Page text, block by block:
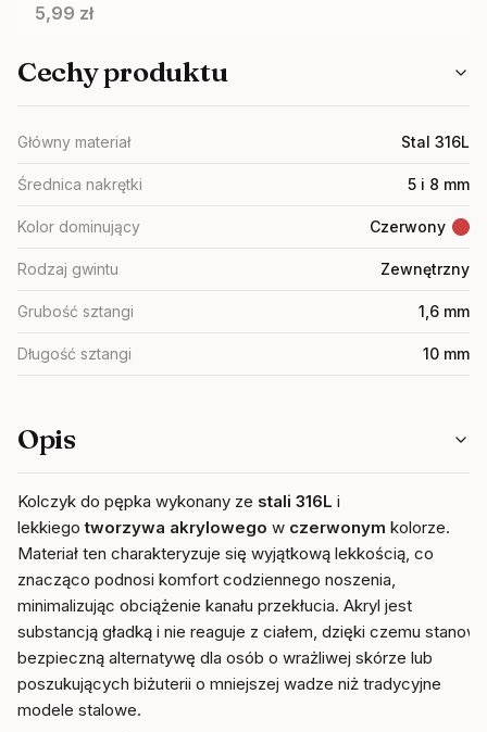
Cena
5,99 zł
Cechy produktu
Główny materiał Stal 316L
Średnica nakrętki 5 i 8 mm
Kolor dominujący Czerwony
Rodzaj gwintu Zewnętrzny
Grubość sztangi 1,6 mm
Długość sztangi 10 mm
Opis
Kolczyk do pępka wykonany ze stali 316L i
lekkiegotworzywa akrylowego w czerwonym kolorze.
Materiał ten charakteryzuje się wyjątkową lekkością, co
znacząco podnosi komfort codziennego noszenia,
minimalizując obciążenie kanału przekłucia. Akryl jest
substancją gładką i nie reaguje z ciałem, dzięki czemu stanowi
bezpieczną alternatywę dla osób o wrażliwej skórze lub
poszukujących biżuterii o mniejszej wadze niż tradycyjne
modele stalowe.